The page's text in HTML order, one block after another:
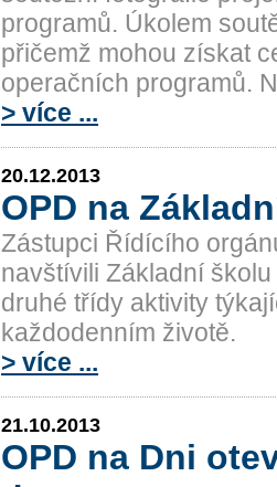
programů. Úkolem
přičemž mohou získat
operačních programů.
> více ...
20.12.2013
OPD na
Zástupci Řídícího
navštívili Základní
druhé třídy aktivity
každodenním životě.
> více ...
21.10.2013
OPD na Dni